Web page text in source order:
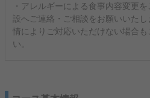
・アレルギーによる食事内容変更
設へご連絡・ご相談をお願いいた
情によりご対応いただけない場合
い。